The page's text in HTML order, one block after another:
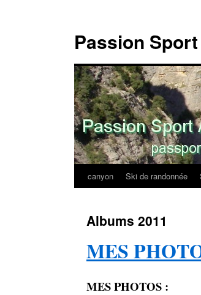
Passion
Aller
contenu
canyon Ski de randonnée
Albums 2011
MES
MES PHOTOS :